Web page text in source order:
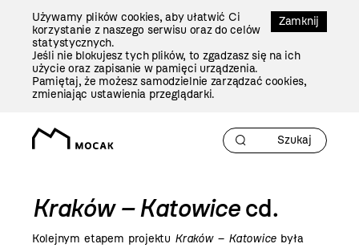
Zamknij
Używamy plików cookies, aby ułatwić Ci
korzystanie z naszego serwisu oraz do celów
statystycznych.
Jeśli nie blokujesz tych plików, to zgadzasz się na ich
użycie oraz zapisanie w pamięci urządzenia.
Pamiętaj, że możesz samodzielnie zarządzać cookies,
zmieniając ustawienia przeglądarki.
Kraków – Katowicecd.
Kolejnym etapem projektu Kraków – Katowice była